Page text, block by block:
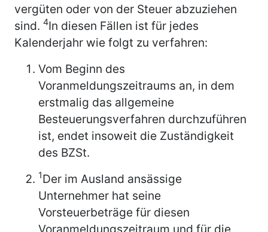
vergüten oder von der Steuer abzuziehen
sind. 4In diesen Fällen ist für jedes
Kalenderjahr wie folgt zu verfahren:
Vom Beginn des
Voranmeldungszeitraums an, in dem
erstmalig das allgemeine
Besteuerungsverfahren durchzuführen
ist, endet insoweit die Zuständigkeit
des BZSt.
1Der im Ausland ansässige
Unternehmer hat seine
Vorsteuerbeträge für diesen
Voranmeldungszeitraum und für die